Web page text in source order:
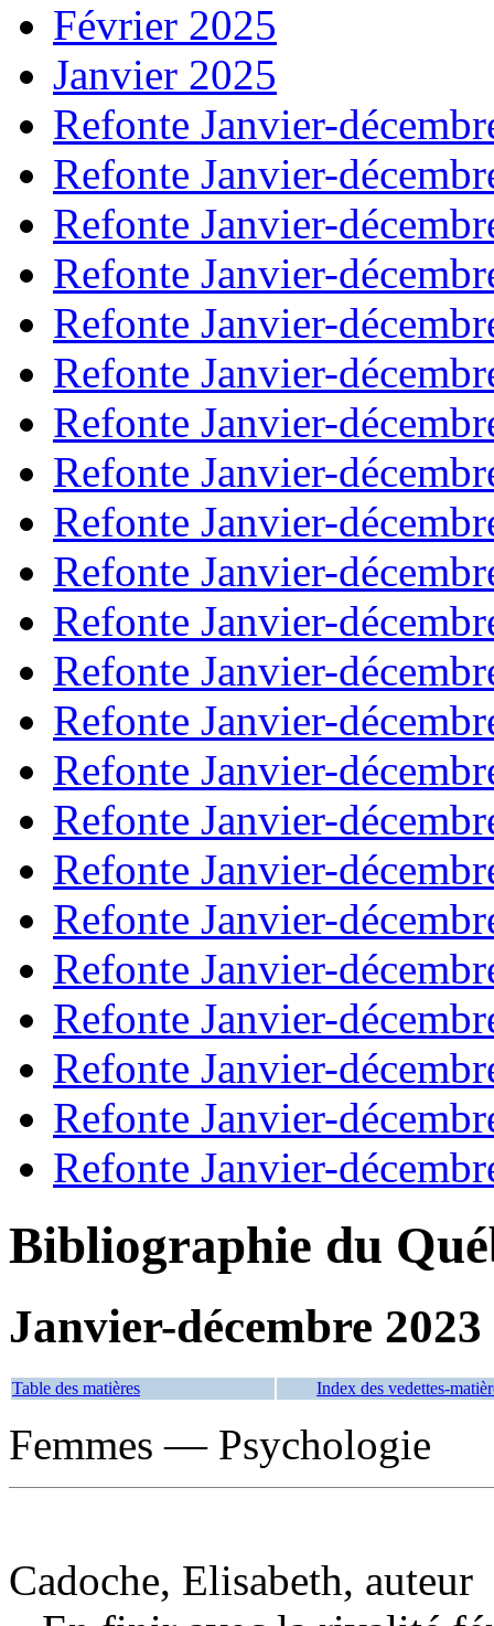
Février 2025
Janvier 2025
Refonte Janvier-
Refonte Janvier-
Refonte Janvier-
Refonte Janvier-
Refonte Janvier-
Refonte Janvier-
Refonte Janvier-
Refonte Janvier-
Refonte Janvier-
Refonte Janvier-
Refonte Janvier-
Refonte Janvier-
Refonte Janvier-
Refonte Janvier-
Refonte Janvier-
Refonte Janvier-
Refonte Janvier-
Refonte Janvier-
Refonte Janvier-
Refonte Janvier-
Refonte Janvier-
Refonte Janvier-
Bibliographie du
Janvier-décembre 2023
Table des matières Index des vedettes-
Femmes — Psychologie
Cadoche, Elisabeth, auteur